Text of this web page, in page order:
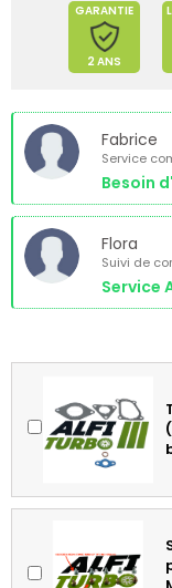
GARANTIE
2 ANS
Fabrice
Service
Besoin
Flora
Suivi de
Service